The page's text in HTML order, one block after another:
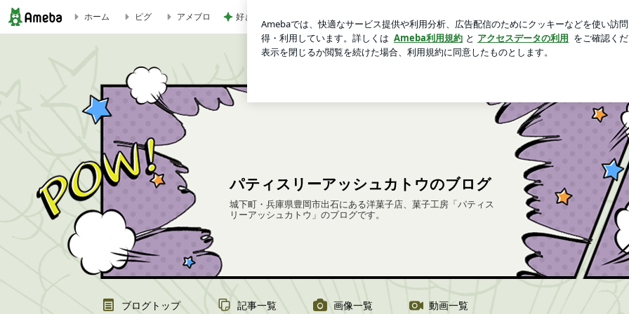
春のお届けモノ | パティスリーアッシュカトウのブログ
ホーム ピグ アメブロ 好きになった細見えトレンドパンツ
パティスリーアッシュカトウのブログ
城下町・兵庫県豊岡市出石にある洋菓子店、菓子工房「パティス
リーアッシュカトウ」のブログです。
ブログトップ 記事一覧 画像一覧 動画一覧